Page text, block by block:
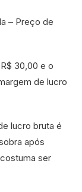
– Preço de
30,00 e o
de lucro
lucro bruta é
após
ser